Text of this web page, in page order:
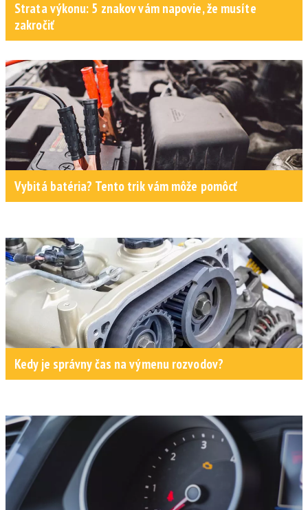
Strata výkonu: 5 znakov vám napovie, že musíte
zakročiť
Vybitá batéria? Tento trik vám môže pomôcť
Kedy je správny čas na výmenu rozvodov?